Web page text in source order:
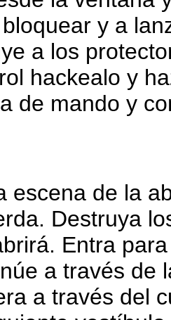
y a
a los
hackealo y
de mando y
escena de la
Destruya
Entra
a través de
a través del